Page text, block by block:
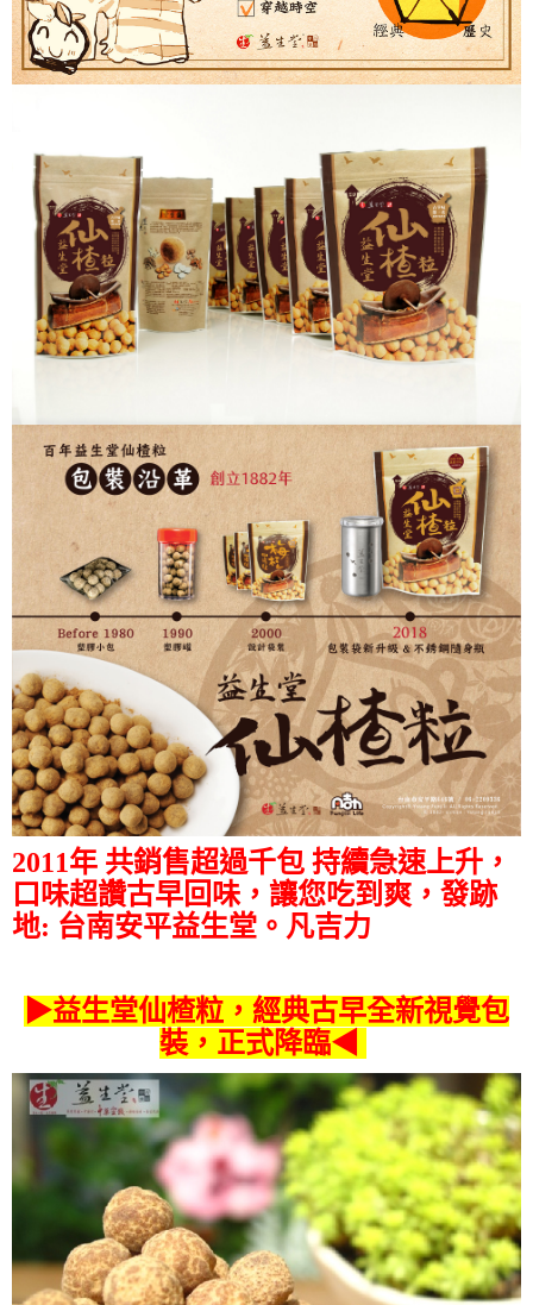
2011年 共銷售超過千包 持續急速上升，
口味超讚古早回味，讓您吃到爽，發跡
地: 台南安平益生堂。凡吉力
▶益生堂仙楂粒，經典古早全新視覺包
裝，正式降臨◀